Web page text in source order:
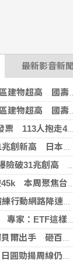
最新影音新聞
國壽允修正高度儘速拆除
國壽允修正高度儘速拆除
人抱走4大獎近2.5億
高 日本年增45%最多
創高 日本年增45%居冠
焦台積電營收＋鴻海法說
路降速 NCC籲提前準備
ETF這樣配置攻守兼備
百億美元投資Alphabet
貶 分析師：不排除再干預